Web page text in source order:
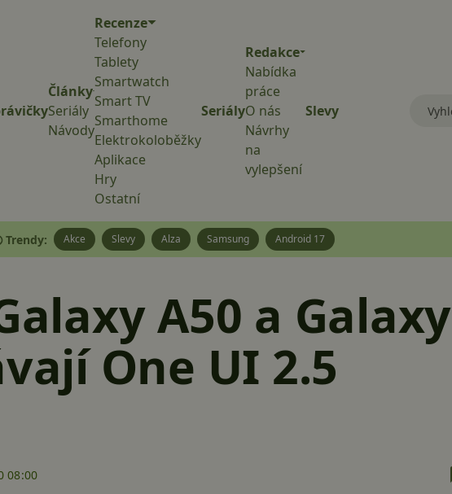
Články
Seriály
Návody
Recenze
Telefony
Tablety
Smartwatch
Smart TV
Smarthome
Elektrokoloběžky
Aplikace
Hry
Ostatní
Seriály
Redakce
Nabídka
práce
O nás
Návrhy
na
vylepšení
Slevy
Trendy: Akce Slevy Alza Samsung Android 17
A50 a Galaxy
One UI 2.5
08:00